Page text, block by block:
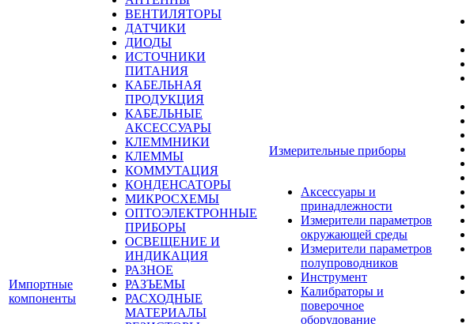
Импортные
компоненты
ВЕНТИЛЯТОРЫ
ДАТЧИКИ
ДИОДЫ
ИСТОЧНИКИ
ПИТАНИЯ
КАБЕЛЬНАЯ
ПРОДУКЦИЯ
КАБЕЛЬНЫЕ
АКСЕССУАРЫ
КЛЕММНИКИ
КЛЕММЫ
КОММУТАЦИЯ
КОНДЕНСАТОРЫ
МИКРОСХЕМЫ
ОПТОЭЛЕКТРОННЫЕ
ПРИБОРЫ
ОСВЕЩЕНИЕ И
ИНДИКАЦИЯ
РАЗНОЕ
РАЗЪЕМЫ
РАСХОДНЫЕ
МАТЕРИАЛЫ
Измерительные приборы
Аксессуары и
принадлежности
Измерители параметров
окружающей среды
Измерители параметров
полупроводников
Инструмент
Калибраторы и
поверочное
оборудование